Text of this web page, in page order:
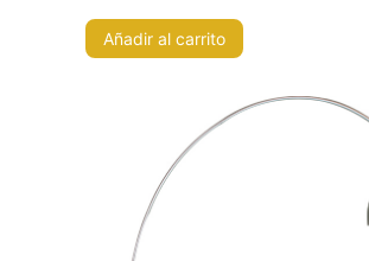
Añadir al carrito